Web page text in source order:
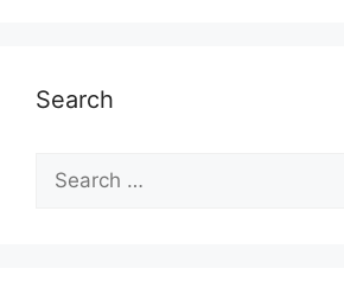
Search
for: